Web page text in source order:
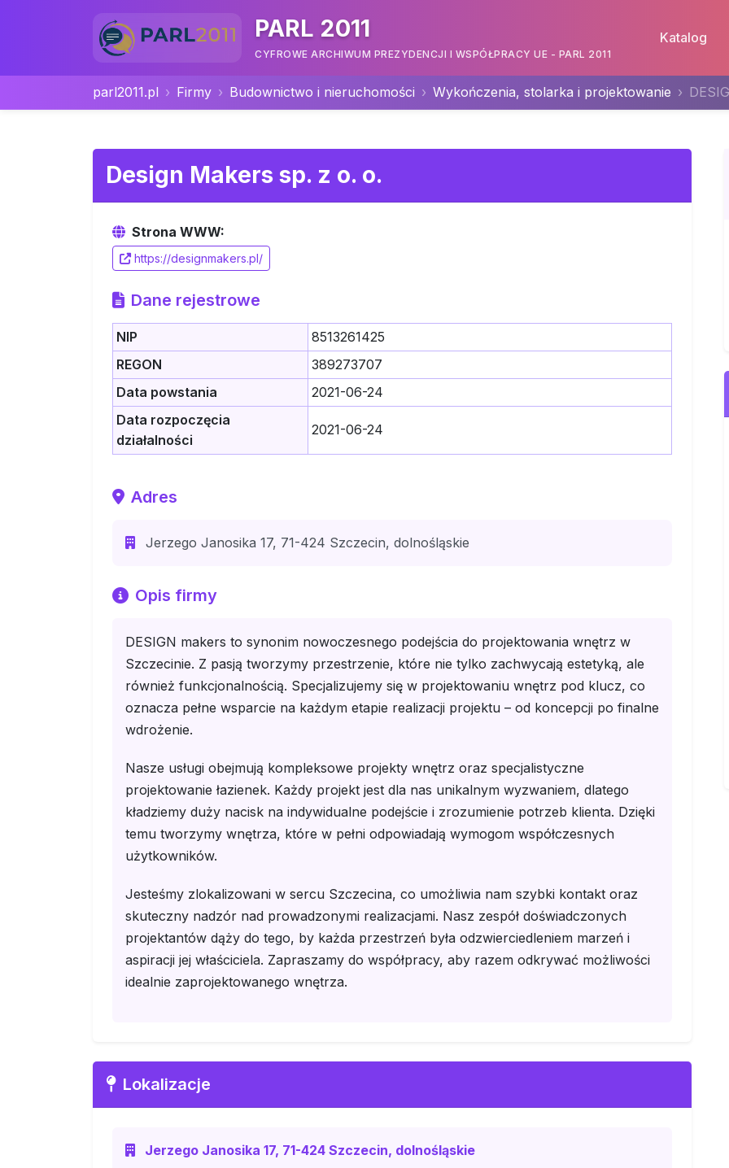
PARL 2011
CYFROWE ARCHIWUM PREZYDENCJI I WSPÓŁPRACY UE - PARL 2011
Katalog
parl2011.pl Firmy Budownictwo i nieruchomości Wykończenia, stolarka i projektowanie
Design Makers sp. z o. o.
Strona WWW:
https://designmakers.pl/
Dane rejestrowe
NIP
8513261425
REGON
389273707
Data powstania
2021-06-24
Data rozpoczęcia
działalności
2021-06-24
Adres
Jerzego Janosika 17, 71-424 Szczecin, dolnośląskie
Opis firmy
DESIGN makers to synonim nowoczesnego podejścia do projektowania wnętrz w
Szczecinie. Z pasją tworzymy przestrzenie, które nie tylko zachwycają estetyką, ale
również funkcjonalnością. Specjalizujemy się w projektowaniu wnętrz pod klucz, co
oznacza pełne wsparcie na każdym etapie realizacji projektu – od koncepcji po finalne
wdrożenie.
Nasze usługi obejmują kompleksowe projekty wnętrz oraz specjalistyczne
projektowanie łazienek. Każdy projekt jest dla nas unikalnym wyzwaniem, dlatego
kładziemy duży nacisk na indywidualne podejście i zrozumienie potrzeb klienta. Dzięki
temu tworzymy wnętrza, które w pełni odpowiadają wymogom współczesnych
użytkowników.
Jesteśmy zlokalizowani w sercu Szczecina, co umożliwia nam szybki kontakt oraz
skuteczny nadzór nad prowadzonymi realizacjami. Nasz zespół doświadczonych
projektantów dąży do tego, by każda przestrzeń była odzwierciedleniem marzeń i
aspiracji jej właściciela. Zapraszamy do współpracy, aby razem odkrywać możliwości
idealnie zaprojektowanego wnętrza.
Lokalizacje
Jerzego Janosika 17, 71-424 Szczecin, dolnośląskie